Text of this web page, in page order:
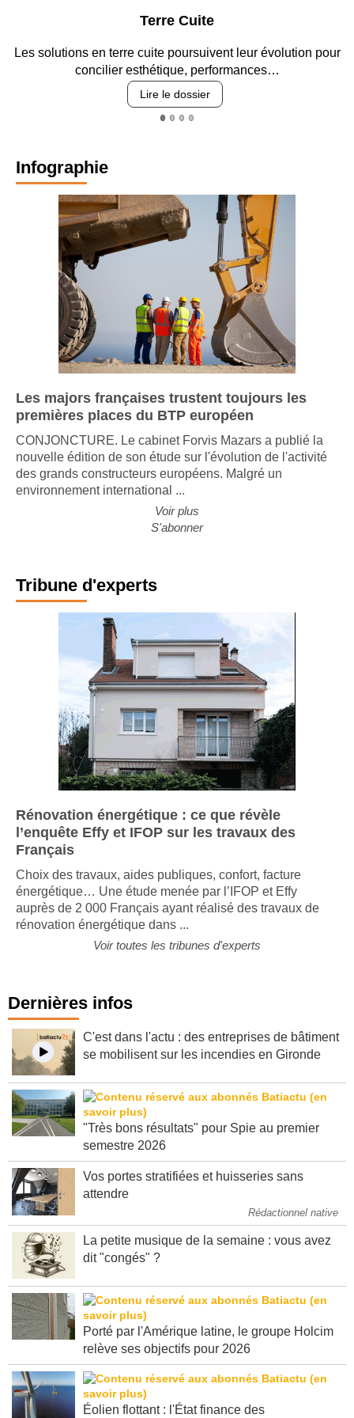
poursuivent leur évolution pour
performances…
Entre circulation,
Infographie
Les majors françaises trustent toujours les
premières places du BTP européen
CONJONCTURE. Le cabinet Forvis Mazars a publié la
nouvelle édition de son étude sur l'évolution de l'activité
des grands constructeurs européens. Malgré un
environnement international ...
Voir plus
S'abonner
Tribune d'experts
Rénovation énergétique : ce que révèle
l’enquête Effy et IFOP sur les travaux des
Français
Choix des travaux, aides publiques, confort, facture
énergétique… Une étude menée par l’IFOP et Effy
auprès de 2 000 Français ayant réalisé des travaux de
rénovation énergétique dans ...
Voir toutes les tribunes d'experts
Dernières infos
C'est dans l'actu : des entreprises de bâtiment
se mobilisent sur les incendies en Gironde
"Très bons résultats" pour Spie au premier
semestre 2026
Vos portes stratifiées et huisseries sans
attendre
Rédactionnel native
La petite musique de la semaine : vous avez
dit "congés" ?
Porté par l'Amérique latine, le groupe Holcim
relève ses objectifs pour 2026
Éolien flottant : l'État finance des